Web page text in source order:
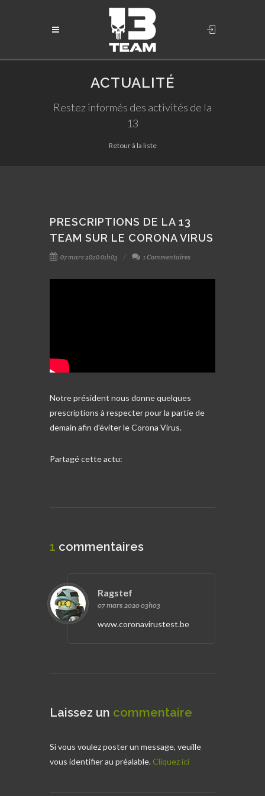
ACTUALITÉ
Restez informés des activités de la
13
Retour à la liste
PRESCRIPTIONS DE LA 13
TEAM SUR LE CORONA VIRUS
07 mars 2020 01h03 1 Commentaires
Notre président nous donne quelques
prescriptions à respecter pour la partie de
demain afin d'éviter le Corona Virus.
Partagé cette actu:
1 commentaires
Ragstef
07 mars 2020 03h03
www.coronavirustest.be
Laissez un commentaire
Si vous voulez poster un message, veuille
vous identifier au préalable. Cliquez ici